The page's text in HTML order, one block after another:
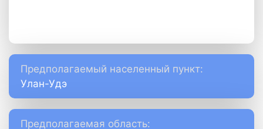
Предполагаемый населенный пункт:
Улан-Удэ
Предполагаемая область: